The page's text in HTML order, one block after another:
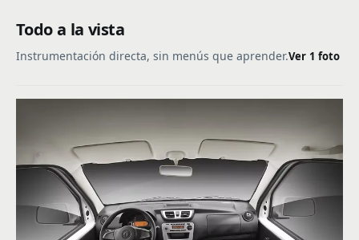
Todo a la vista
Instrumentación directa, sin menús que aprender.Ver 1 foto